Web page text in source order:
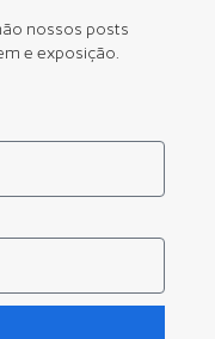
nossos posts
e exposição.